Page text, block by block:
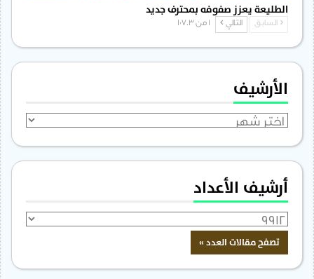
الطليعة يعزز صفوفه بمحترف جديد
السابق التالي
الأرشيف
الأرشيف
أرشيف الأعداد